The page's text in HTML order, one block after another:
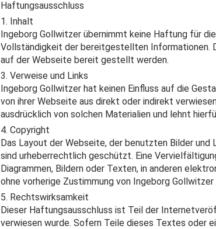
Haftungsausschluss
1. Inhalt
Ingeborg Gollwitzer übernimmt keine Haftung für
Vollständigkeit der bereitgestellten Informationen.
auf der Webseite bereit gestellt werden.
3. Verweise und Links
Ingeborg Gollwitzer hat keinen Einfluss auf die
von ihrer Webseite aus direkt oder indirekt
ausdrücklich von solchen Materialien und lehnt
4. Copyright
Das Layout der Webseite, der benutzten Bilder und
sind urheberrechtlich geschützt. Eine
Diagrammen, Bildern oder Texten, in anderen
ohne vorherige Zustimmung von Ingeborg
5. Rechtswirksamkeit
Dieser Haftungsausschluss ist Teil der
verwiesen wurde. Sofern Teile dieses Textes oder